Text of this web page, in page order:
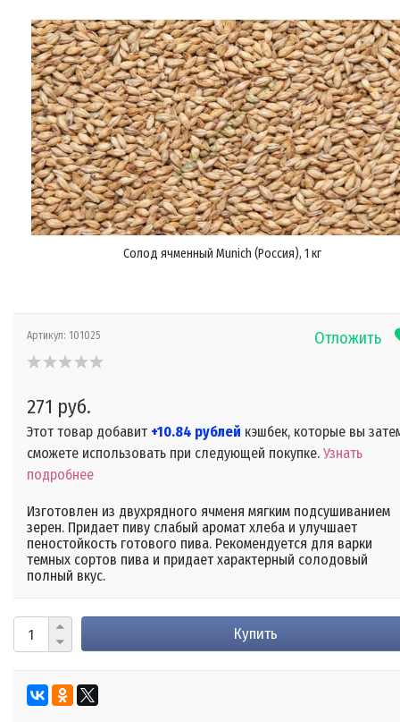
Солод ячменный Munich (Россия), 1 кг
Отложить
Артикул: 101025
271 руб.
Этот товар добавит +10.84 рублей кэшбек, которые вы
сможете использовать при следующей покупке. Узнать
подробнее
Изготовлен из двухрядного ячменя мягким подсушиванием
зерен. Придает пиву слабый аромат хлеба и улучшает
пеностойкость готового пива. Рекомендуется для варки
темных сортов пива и придает характерный солодовый
полный вкус.
Купить